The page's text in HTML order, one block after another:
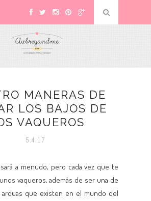
MANERAS DE
LOS BAJOS DE
VAQUEROS
5.4.17
a menudo, pero cada vez que te
vaqueros, además de ser una de
arduas que existen en el mundo del